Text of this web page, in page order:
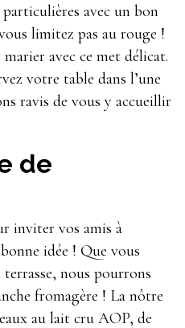
particulières avec un bon
limitez pas au rouge !
avec ce met délicat.
votre table dans l’une
ravis de vous y accueillir
de
inviter vos amis à
idée ! Que vous
nous pourrons
fromagère ! La nôtre
au lait cru AOP, de